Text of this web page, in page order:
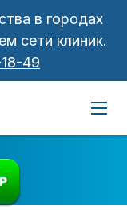
в городах
сети клиник.
49